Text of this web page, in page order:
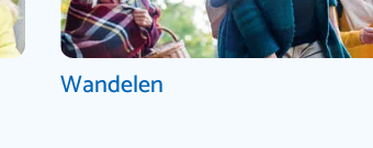
Wandelen